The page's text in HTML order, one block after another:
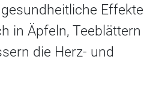
Effekte
in Äpfeln, Teeblättern
die Herz- und